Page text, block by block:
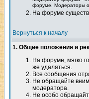
форуме. Модераторы
На форуме
Вернуться к началу
1. Общие положения и
На форуме, мягко
же удаляться.
Все сообщения
Не обращайте
модератора.
Не особо